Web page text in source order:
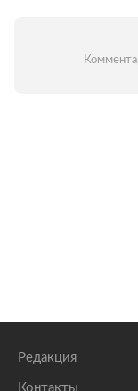
Редакция
Контакты